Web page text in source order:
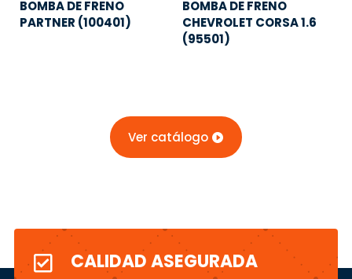
BOMBA DE FRENO
PARTNER (100401)
BOMBA DE FRENO
CHEVROLET CORSA 1.6
(95501)
Ver catálogo
 CALIDAD ASEGURADA